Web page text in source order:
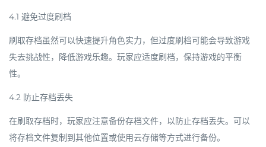
4.1 避免过度刷档
刷取存档虽然可以快速提升角色实力，但过度刷档可能会导致游戏
失去挑战性，降低游戏乐趣。玩家应适度刷档，保持游戏的平衡
性。
4.2 防止存档丢失
在刷取存档时，玩家应注意备份存档文件，以防止存档丢失。可以
将存档文件复制到其他位置或使用云存储等方式进行备份。